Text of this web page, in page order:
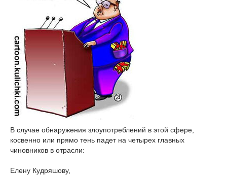
В случае обнаружения злоупотреблений в этой сфере,
косвенно или прямо тень падет на четырех главных
чиновников в отрасли:
Елену Кудряшову,